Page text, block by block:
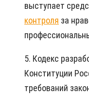
выступает
контроля за
5. Кодекс
Конституции
требований